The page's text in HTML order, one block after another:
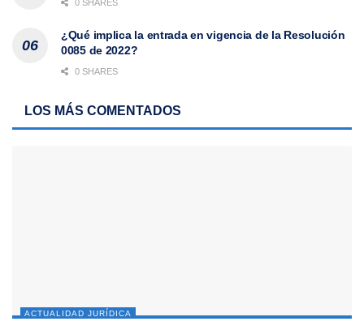
0 SHARES
¿Qué implica la entrada en vigencia de la Resolución
0085 de 2022?
0 SHARES
LOS MÁS COMENTADOS
ACTUALIDAD JURÍDICA